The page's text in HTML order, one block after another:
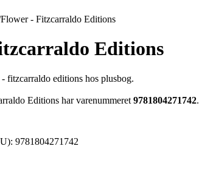
Flower - Fitzcarraldo Editions
Editions
fitzcarraldo editions hos plusbog.
Editions har varenummeret 9781804271742.
9781804271742